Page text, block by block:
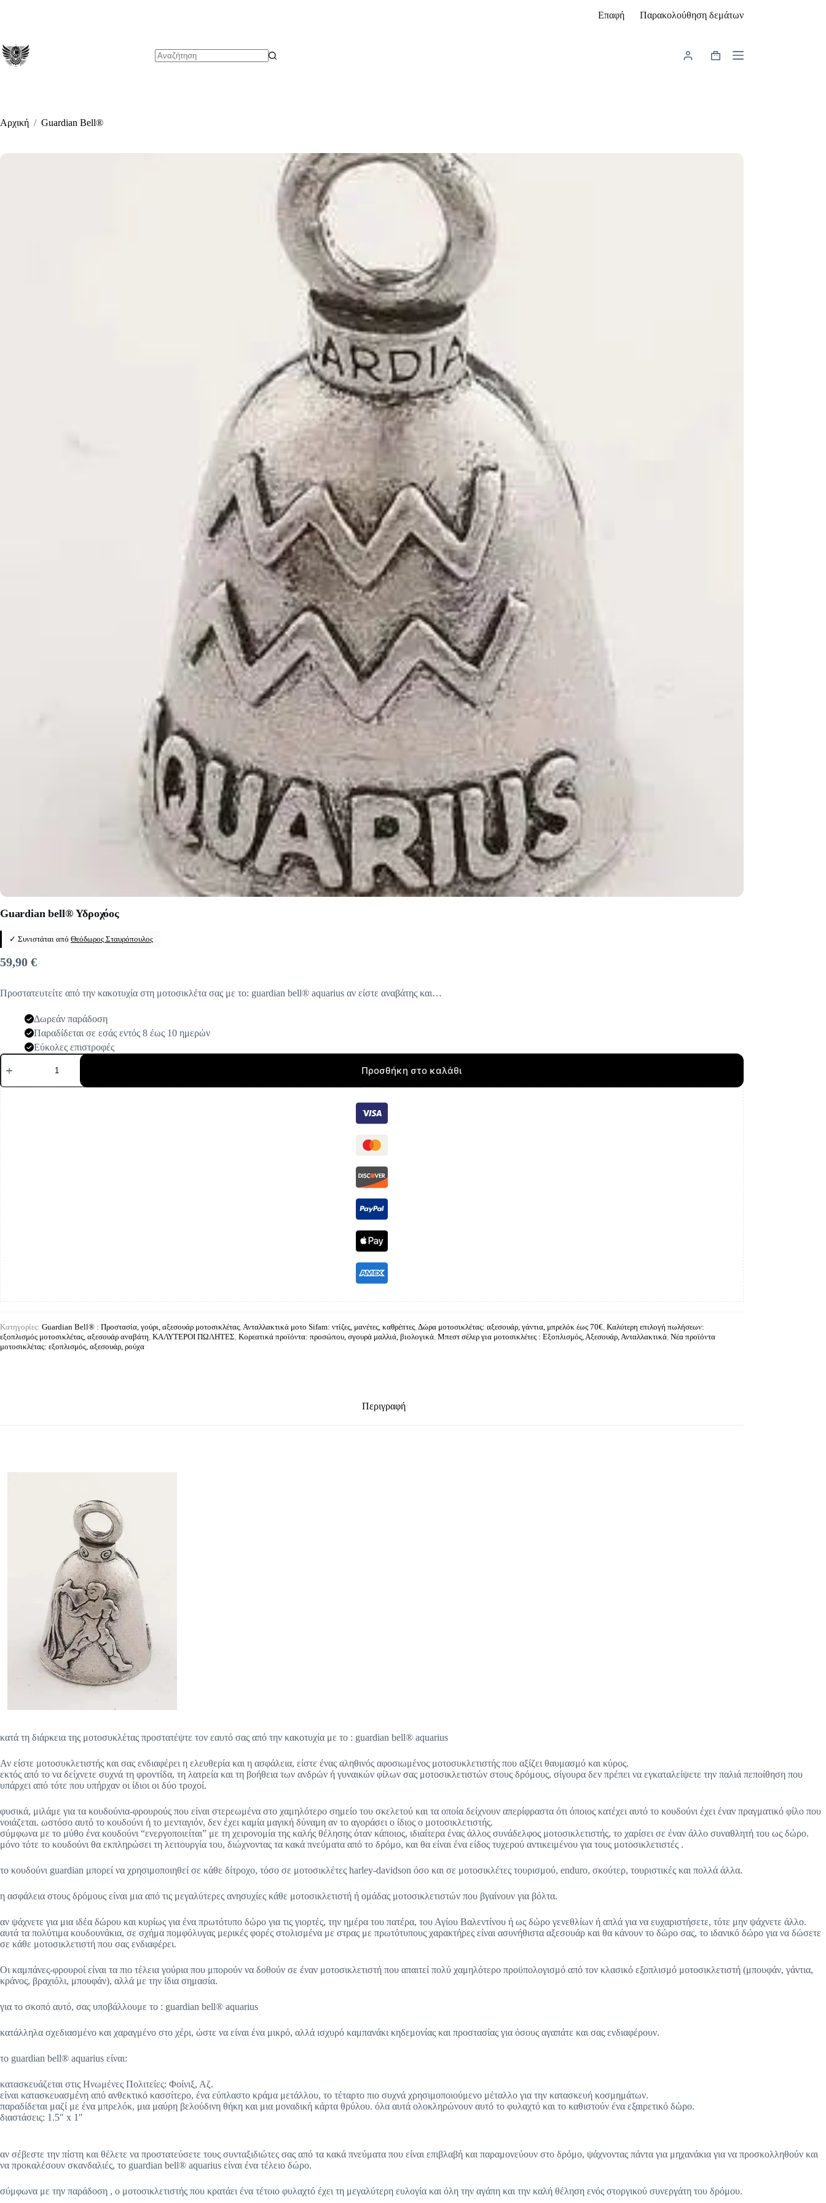
Επαφή Παρακολούθηση δεμάτων
Καλάθι
Αρχική / Guardian Bell®
Guardian bell® Υδροχόος
✓ Συνιστάται από Θεόδωρος Σταυρόπουλος
59,90 €
Προστατευτείτε από την κακοτυχία στη μοτοσικλέτα σας με το: guardian bell® aquarius αν είστε αναβάτης και…
Δωρεάν παράδοση
Παραδίδεται σε εσάς εντός 8 έως 10 ημερών
Εύκολες επιστροφές
Guardian
bell®
ποσότητα
Προσθήκη στο καλάθι
Κατηγορίες: Guardian Bell® : Προστασία, γούρι, αξεσουάρ μοτοσικλέτας Ανταλλακτικά μοτο Sifam: ντίζες, μανέτες, καθρέπτες Δώρα μοτοσικλέτας: αξεσουάρ, γάντια, μπρελόκ έως 70€ Καλύτερη επιλογή πωλήσεων:
εξοπλισμός μοτοσικλέτας, αξεσουάρ αναβάτη ΚΑΛΥΤΕΡΟΙ ΠΩΛΗΤΕΣ Κορεατικά προϊόντα: προσώπου, σγουρά μαλλιά, βιολογικά Μπεστ σέλερ για μοτοσικλέτες : Εξοπλισμός, Αξεσουάρ, Ανταλλακτικά Νέα προϊόντα
μοτοσικλέτας: εξοπλισμός, αξεσουάρ, ρούχα
Περιγραφή
κατά τη διάρκεια της μοτοσυκλέτας προστατέψτε τον εαυτό σας από την κακοτυχία με το : guardian bell® aquarius
Αν είστε μοτοσυκλετιστής και σας ενδιαφέρει η ελευθερία και η ασφάλεια, είστε ένας αληθινός αφοσιωμένος μοτοσυκλετιστής που αξίζει θαυμασμό και κύρος.
εκτός από το να δείχνετε συχνά τη φροντίδα, τη λατρεία και τη βοήθεια των ανδρών ή γυναικών φίλων σας μοτοσικλετιστών στους δρόμους, σίγουρα δεν πρέπει να εγκαταλείψετε την παλιά πεποίθηση που
υπάρχει από τότε που υπήρχαν οι ίδιοι οι δύο τροχοί.
φυσικά, μιλάμε για τα κουδούνια-φρουρούς που είναι στερεωμένα στο χαμηλότερο σημείο του σκελετού και τα οποία δείχνουν απερίφραστα ότι όποιος κατέχει αυτό το κουδούνι έχει έναν πραγματικό φίλο που
νοιάζεται. ωστόσο αυτό το κουδούνι ή το μενταγιόν, δεν έχει καμία μαγική δύναμη αν το αγοράσει ο ίδιος ο μοτοσικλετιστής.
σύμφωνα με το μύθο ένα κουδούνι “ενεργοποιείται” με τη χειρονομία της καλής θέλησης όταν κάποιος, ιδιαίτερα ένας άλλος συνάδελφος μοτοσικλετιστής, το χαρίσει σε έναν άλλο συναθλητή του ως δώρο.
μόνο τότε το κουδούνι θα εκπληρώσει τη λειτουργία του, διώχνοντας τα κακά πνεύματα από το δρόμο, και θα είναι ένα είδος τυχερού αντικειμένου για τους μοτοσικλετιστές .
το κουδούνι guardian μπορεί να χρησιμοποιηθεί σε κάθε δίτροχο, τόσο σε μοτοσικλέτες harley-davidson όσο και σε μοτοσικλέτες τουρισμού, enduro, σκούτερ, τουριστικές και πολλά άλλα.
η ασφάλεια στους δρόμους είναι μια από τις μεγαλύτερες ανησυχίες κάθε μοτοσικλετιστή ή ομάδας μοτοσικλετιστών που βγαίνουν για βόλτα.
αν ψάχνετε για μια ιδέα δώρου και κυρίως για ένα πρωτότυπο δώρο για τις γιορτές, την ημέρα του πατέρα, του Αγίου Βαλεντίνου ή ως δώρο γενεθλίων ή απλά για να ευχαριστήσετε, τότε μην ψάχνετε άλλο.
αυτά τα πολύτιμα κουδουνάκια, σε σχήμα πομφόλυγας μερικές φορές στολισμένα με στρας με πρωτότυπους χαρακτήρες είναι ασυνήθιστα αξεσουάρ και θα κάνουν το δώρο σας, το ιδανικό δώρο για να δώσετε
σε κάθε μοτοσικλετιστή που σας ενδιαφέρει.
Οι καμπάνες-φρουροί είναι τα πιο τέλεια γούρια που μπορούν να δοθούν σε έναν μοτοσικλετιστή που απαιτεί πολύ χαμηλότερο προϋπολογισμό από τον κλασικό εξοπλισμό μοτοσικλετιστή (μπουφάν, γάντια,
κράνος, βραχιόλι, μπουφάν), αλλά με την ίδια σημασία.
για το σκοπό αυτό, σας υποβάλλουμε το : guardian bell® aquarius
κατάλληλα σχεδιασμένο και χαραγμένο στο χέρι, ώστε να είναι ένα μικρό, αλλά ισχυρό καμπανάκι κηδεμονίας και προστασίας για όσους αγαπάτε και σας ενδιαφέρουν.
το guardian bell® aquarius είναι:
κατασκευάζεται στις Ηνωμένες Πολιτείες: Φοίνιξ, Αζ.
είναι κατασκευασμένη από ανθεκτικό κασσίτερο, ένα εύπλαστο κράμα μετάλλου, το τέταρτο πιο συχνά χρησιμοποιούμενο μέταλλο για την κατασκευή κοσμημάτων.
παραδίδεται μαζί με ένα μπρελόκ, μια μαύρη βελούδινη θήκη και μια μοναδική κάρτα θρύλου. όλα αυτά ολοκληρώνουν αυτό το φυλαχτό και το καθιστούν ένα εξαιρετικό δώρο.
διαστάσεις: 1.5″ x 1″
αν σέβεστε την πίστη και θέλετε να προστατεύσετε τους συνταξιδιώτες σας από τα κακά πνεύματα που είναι επιβλαβή και παραμονεύουν στο δρόμο, ψάχνοντας πάντα για μηχανάκια για να προσκολληθούν και
να προκαλέσουν σκανδαλιές, το guardian bell® aquarius είναι ένα τέλειο δώρο.
σύμφωνα με την παράδοση , ο μοτοσικλετιστής που κρατάει ένα τέτοιο φυλαχτό έχει τη μεγαλύτερη ευλογία και όλη την αγάπη και την καλή θέληση ενός στοργικού συνεργάτη του δρόμου.